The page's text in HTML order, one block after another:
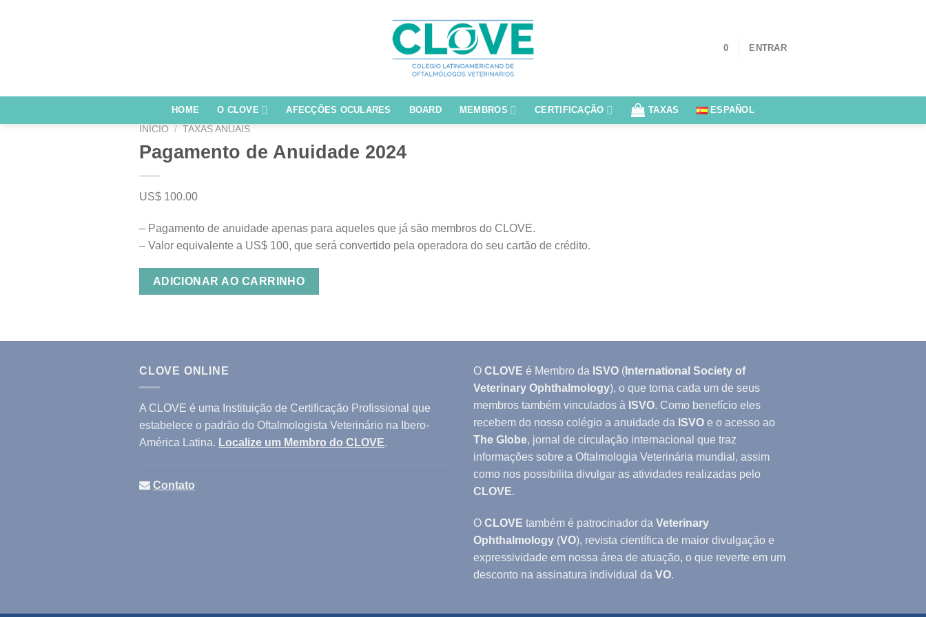
0 ENTRAR
HOME O CLOVE AFECÇÕES OCULARES BOARD MEMBROS CERTIFICAÇÃO TAXAS
ESPAÑOL
INÍCIO / TAXAS ANUAIS
Pagamento de Anuidade 2024
US$ 100.00
– Pagamento de anuidade apenas para aqueles que já são membros do CLOVE.
– Valor equivalente a US$ 100, que será convertido pela operadora do seu cartão de crédito.
ADICIONAR AO CARRINHO
CLOVE ONLINE
A CLOVE é uma Instituição de Certificação Profissional que
estabelece o padrão do Oftalmologista Veterinário na Ibero-
América Latina. Localize um Membro do CLOVE.
Contato
O CLOVE é Membro da ISVO ( International Society of
Veterinary Ophthalmology), o que torna cada um de seus
membros também vinculados à ISVO. Como benefício eles
recebem do nosso colégio a anuidade da ISVO e o acesso ao
The Globe, jornal de circulação internacional que traz
informações sobre a Oftalmologia Veterinária mundial, assim
como nos possibilita divulgar as atividades realizadas pelo
CLOVE.
O CLOVE também é patrocinador da Veterinary
Ophthalmology (VO), revista científica de maior divulgação e
expressividade em nossa área de atuação, o que reverte em um
desconto na assinatura individual da VO.